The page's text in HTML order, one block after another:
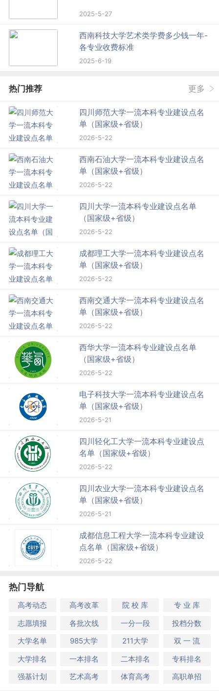
2025-5-27
西南科技大学艺术类学费多少钱一年-
各专业收费标准
2025-6-19
热门推荐 更多
四川师范大学一流本科专业建设点名
单（国家级+省级）
2026-5-22
西南石油大学一流本科专业建设点名
单（国家级+省级）
2026-5-22
四川大学一流本科专业建设点名单
（国家级+省级）
2026-5-22
成都理工大学一流本科专业建设点名
单（国家级+省级）
2026-5-22
西南交通大学一流本科专业建设点名
单（国家级+省级）
2026-5-22
西华大学一流本科专业建设点名单
（国家级+省级）
2026-5-22
电子科技大学一流本科专业建设点名
单（国家级+省级）
2026-5-21
四川轻化工大学一流本科专业建设点
名单（国家级+省级）
2026-5-22
四川农业大学一流本科专业建设点名
单（国家级+省级）
2026-5-21
成都信息工程大学一流本科专业建设
点名单（国家级+省级）
2026-5-22
热门导航
高考动态 高考改革 院 校 库
专 业 库
志愿填报
各批次线 一分一段
投档分数
大学名单
985大学 211大学
双 一 流
大学排名
一本排名 二本排名
专科排名
强基计划
艺术高考 体育高考 高职单招